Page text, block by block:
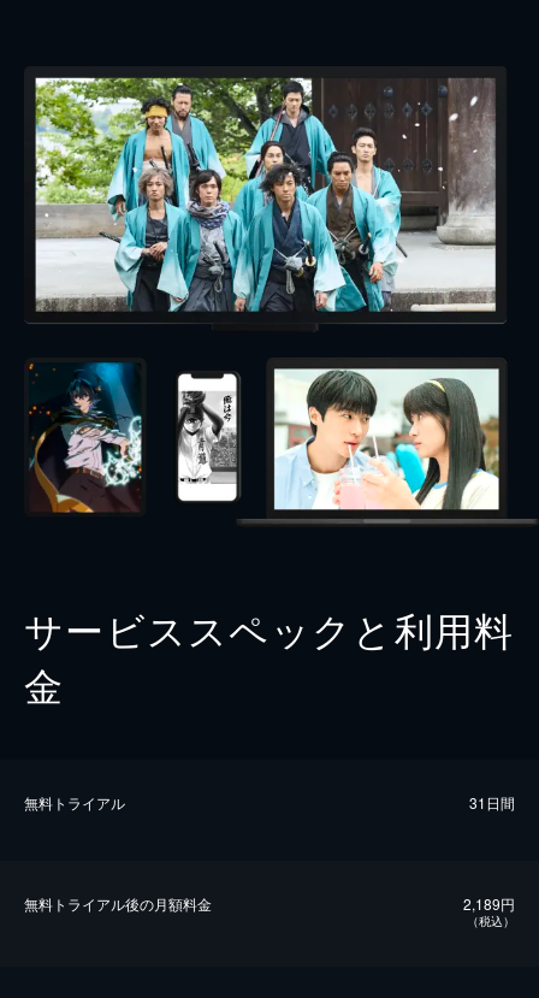
サービススペックと利用料
金
無料トライアル 31日間
無料トライアル後の⽉額料金 2,189円
（税込）